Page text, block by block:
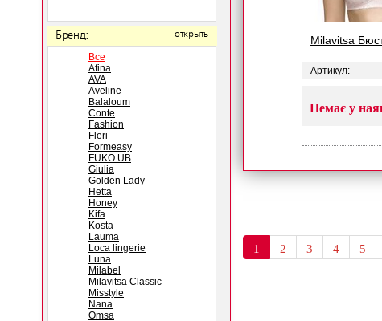
Бренд: открыть
Все
Afina
AVA
Aveline
Balaloum
Conte
Fashion
Fleri
Formeasy
FUKO UB
Giulia
Golden Lady
Hetta
Honey
Kifa
Kosta
Lauma
Loca lingerie
Luna
Milabel
Milavitsa Classic
Misstyle
Nana
Omsa
Milavitsa
Артикул:
Немає у
1 2 3 4 5